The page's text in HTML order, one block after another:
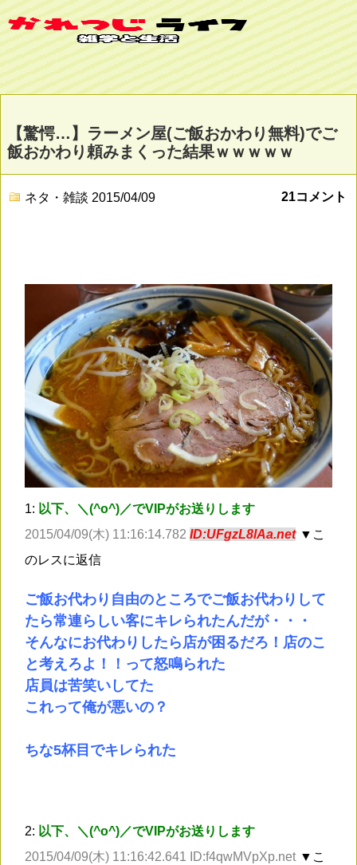
【驚愕…】ラーメン屋(ご飯おかわり無料)でご
飯おかわり頼みまくった結果ｗｗｗｗｗ
ネタ・雑談 2015/04/09 21コメント
1: 以下、＼(^o^)／でVIPがお送りします
2015/04/09(木) 11:16:14.782 ID:UFgzL8lAa.net ▼こ
のレスに返信
ご飯お代わり自由のところでご飯お代わりして
たら常連らしい客にキレられたんだが・・・
そんなにお代わりしたら店が困るだろ！店のこ
と考えろよ！！って怒鳴られた
店員は苦笑いしてた
これって俺が悪いの？
ちな5杯目でキレられた
2: 以下、＼(^o^)／でVIPがお送りします
2015/04/09(木) 11:16:42.641 ID:f4qwMVpXp.net ▼こ